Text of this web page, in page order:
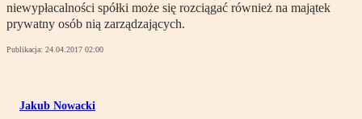
niewypłacalności spółki może się rozciągać również na majątek
prywatny osób nią zarządzających.
Publikacja: 24.04.2017 02:00
Jakub Nowacki